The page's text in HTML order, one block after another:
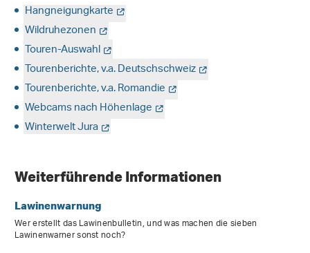
Hangneigungkarte
Wildruhezonen
Touren-Auswahl
Tourenberichte, v.a. Deutschschweiz
Tourenberichte, v.a. Romandie
Webcams nach Höhenlage
Winterwelt Jura
Weiterführende Informationen
Lawinenwarnung
Wer erstellt das Lawinenbulletin, und was machen die sieben
Lawinenwarner sonst noch?